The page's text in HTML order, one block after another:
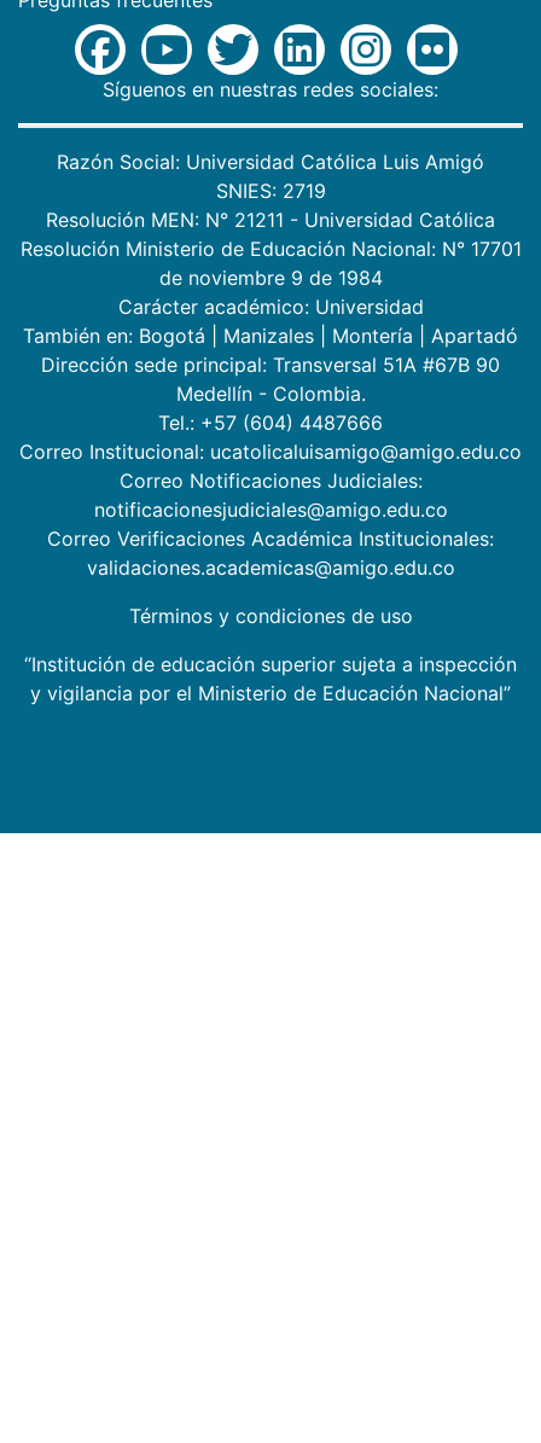
Síguenos en nuestras redes sociales:
Razón Social: Universidad Católica Luis Amigó
SNIES: 2719
Resolución MEN: N° 21211 - Universidad Católica
Resolución Ministerio de Educación Nacional: N° 17701
de noviembre 9 de 1984
Carácter académico: Universidad
También en: Bogotá Manizales Montería
Apartadó
Dirección sede principal: Transversal 51A #67B 90
Medellín - Colombia.
Tel.: +57 (604) 4487666
Correo Institucional: ucatolicaluisamigo@amigo.edu.co
Correo Notificaciones Judiciales:
notificacionesjudiciales@amigo.edu.co
Correo Verificaciones Académica Institucionales:
validaciones.academicas@amigo.edu.co
Términos y condiciones de uso
“Institución de educación superior sujeta a inspección
y vigilancia por el Ministerio de Educación Nacional”